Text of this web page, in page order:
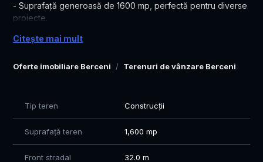
Oferte imobiliare Berceni Terenuri de vânzare Berceni
- Suprafaţă generoasă de 1600 mp, perfectă pentru diverse
proiecte.
în planificare.
de 32 metri spre şosea principală.
dumneavoastră:
- Alimentare cu apă, gaze şi electricitate, asigurând toate
- Drum asfaltat pentru acces rapid şi comod.
Citește mai mult
Tip teren Construcții
Suprafață teren 1,600 mp
Front stradal 32.0 m